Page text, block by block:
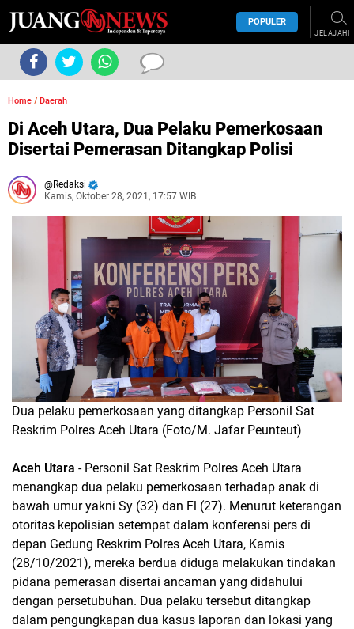
POPULER
JELAJAHI
Home / Daerah
Di Aceh Utara, Dua Pelaku Pemerkosaan
Disertai Pemerasan Ditangkap Polisi
Redaksi
Kamis, Oktober 28, 2021, 17:57 WIB
Dua pelaku pemerkosaan yang ditangkap Personil Sat
Reskrim Polres Aceh Utara (Foto/M. Jafar Peunteut)
Aceh Utara - Personil Sat Reskrim Polres Aceh Utara
menangkap dua pelaku pemerkosaan terhadap anak di
bawah umur yakni Sy (32) dan Fl (27). Menurut keterangan
otoritas kepolisian setempat dalam konferensi pers di
depan Gedung Reskrim Polres Aceh Utara, Kamis
(28/10/2021), mereka berdua diduga melakukan tindakan
pidana pemerasan disertai ancaman yang didahului
dengan persetubuhan. Dua pelaku tersebut ditangkap
dalam pengungkapan dua kasus laporan dan lokasi yang